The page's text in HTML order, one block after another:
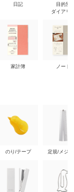
日記
家計簿
目的別
ダイアリ
ノート
のり/テープ 定規/メジ